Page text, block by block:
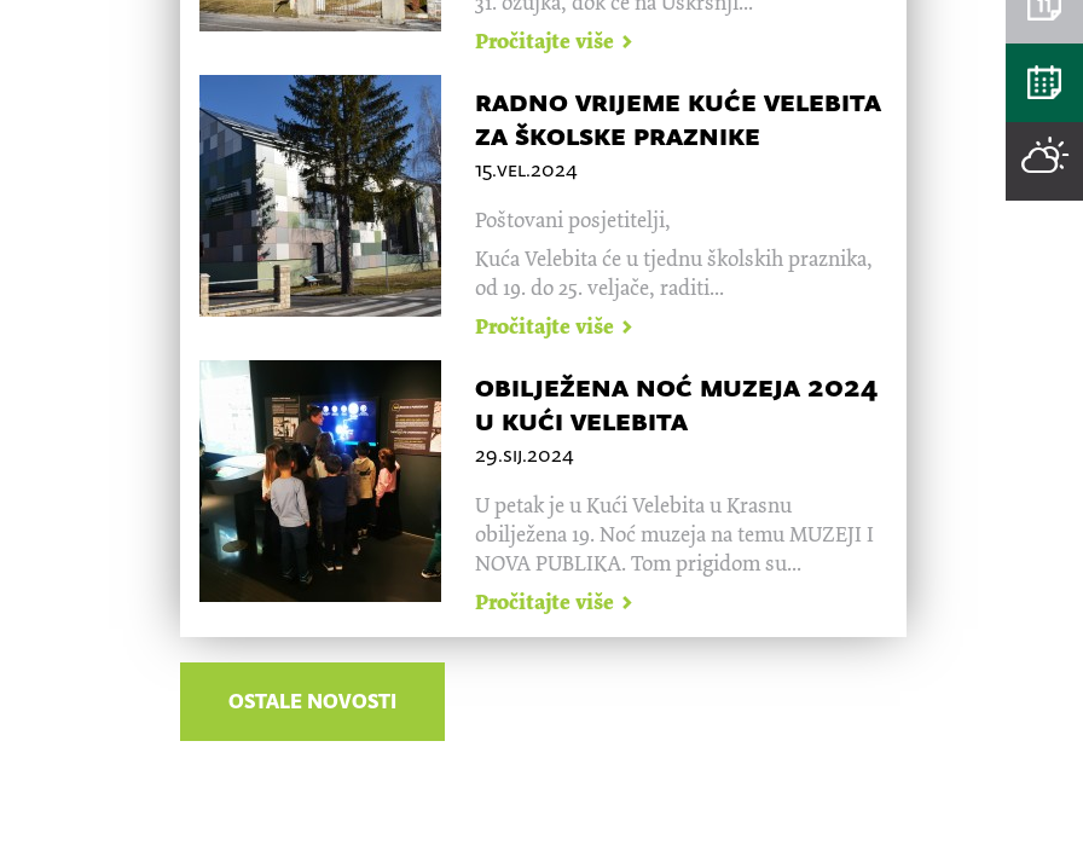
Pročitajte više
radno vrijeme kuće velebita
za školske praznike
15.vel.2024
Poštovani posjetitelji,
Kuća Velebita će u tjednu školskih praznika,
od 19. do 25. veljače, raditi...
Pročitajte više
obilježena noć muzeja 2024
u kući velebita
29.sij.2024
U petak je u Kući Velebita u Krasnu
obilježena 19. Noć muzeja na temu MUZEJI I
NOVA PUBLIKA. Tom prigidom su...
Pročitajte više
OSTALE NOVOSTI